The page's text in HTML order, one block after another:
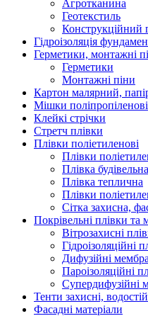
Агротканина
Геотекстиль
Конструкційний
Гідроізоляція
Герметики, монтажні
Герметики
Монтажні піни
Картон малярний,
Мішки поліпропіленові
Клейкі стрічки
Стретч плівки
Плівки поліетиленові
Плівки
Плівка будівельна
Плівка теплична
Плівки
Сітка захисна,
Покрівельні плівки та
Вітрозахисні
Гідроізоляційні
Дифузійні
Пароізоляційні
Супердифузійні
Тенти захисні,
Фасадні матеріали